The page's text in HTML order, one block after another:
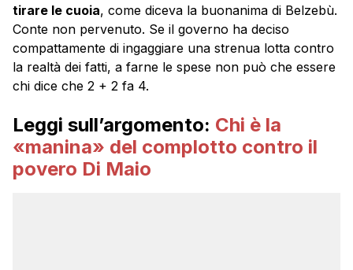
tirare le cuoia, come diceva la buonanima di Belzebù.
Conte non pervenuto. Se il governo ha deciso
compattamente di ingaggiare una strenua lotta contro
la realtà dei fatti, a farne le spese non può che essere
chi dice che 2 + 2 fa 4.
Leggi sull’argomento: Chi è la
«manina» del complotto contro il
povero Di Maio